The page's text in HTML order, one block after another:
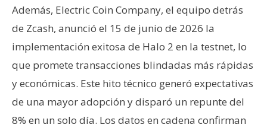
Además, Electric Coin Company, el equipo detrás
de Zcash, anunció el 15 de junio de 2026 la
implementación exitosa de Halo 2 en la testnet, lo
que promete transacciones blindadas más rápidas
y económicas. Este hito técnico generó expectativas
de una mayor adopción y disparó un repunte del
8% en un solo día. Los datos en cadena confirman